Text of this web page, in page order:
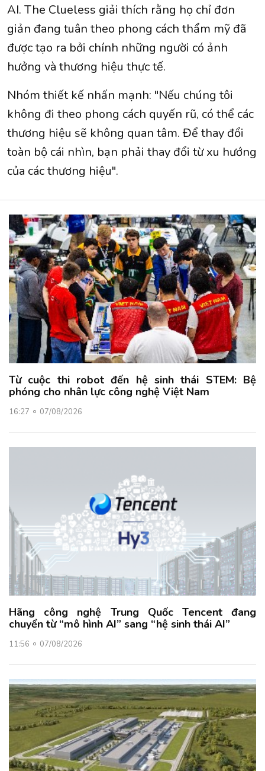
AI. The Clueless giải thích rằng họ chỉ đơn
giản đang tuân theo phong cách thẩm mỹ đã
được tạo ra bởi chính những người có ảnh
hưởng và thương hiệu thực tế.
Nhóm thiết kế nhấn mạnh: "Nếu chúng tôi
không đi theo phong cách quyến rũ, có thể các
thương hiệu sẽ không quan tâm. Để thay đổi
toàn bộ cái nhìn, bạn phải thay đổi từ xu hướng
của các thương hiệu".
Từ cuộc thi robot đến hệ sinh thái STEM: Bệ
phóng cho nhân lực công nghệ Việt Nam
16:27 07/08/2026
Hãng công nghệ Trung Quốc Tencent đang
chuyển từ “mô hình AI” sang “hệ sinh thái AI”
11:56 07/08/2026